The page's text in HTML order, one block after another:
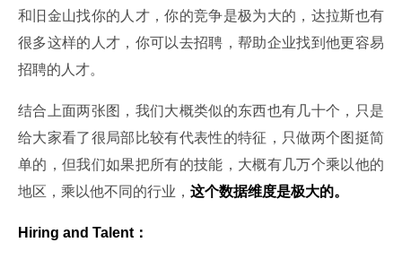
和旧金山找你的人才，你的竞争是极为大的，达拉斯也有
很多这样的人才，你可以去招聘，帮助企业找到他更容易
招聘的人才。
结合上面两张图，我们大概类似的东西也有几十个，只是
给大家看了很局部比较有代表性的特征，只做两个图挺简
单的，但我们如果把所有的技能，大概有几万个乘以他的
地区，乘以他不同的行业， 这个数据维度是极大的。
Hiring and Talent：